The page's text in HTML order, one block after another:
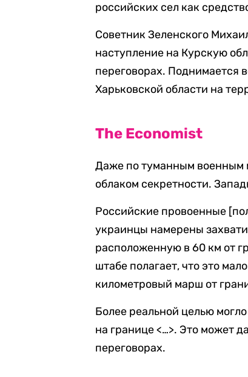
российских сел как
Советник Зеленского
наступление на Курскую
переговорах. Поднимается
Харьковской области на
The Economist
Даже по туманным военным
облаком секретности.
Российские провоенные
украинцы намерены
расположенную в 60 км от
штабе полагает, что это
километровый марш от
Более реальной целью
на границе <…>. Это может
переговорах.